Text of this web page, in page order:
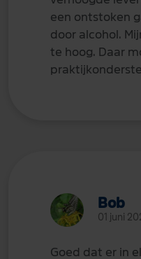
een ontstoken
door alcohol.
te hoog. Daar
Bob
01 juni
Goed dat er in